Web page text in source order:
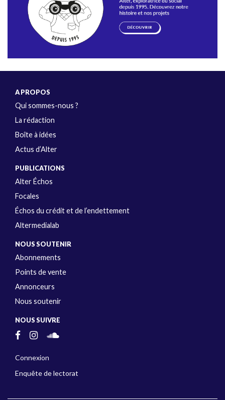
A PROPOS
Qui sommes-nous ?
La rédaction
Boîte à idées
Actus d’Alter
PUBLICATIONS
Alter Échos
Focales
Échos du crédit et de l’endettement
Altermedialab
NOUS SOUTENIR
Abonnements
Points de vente
Annonceurs
Nous soutenir
NOUS SUIVRE
Connexion
Enquête de lectorat